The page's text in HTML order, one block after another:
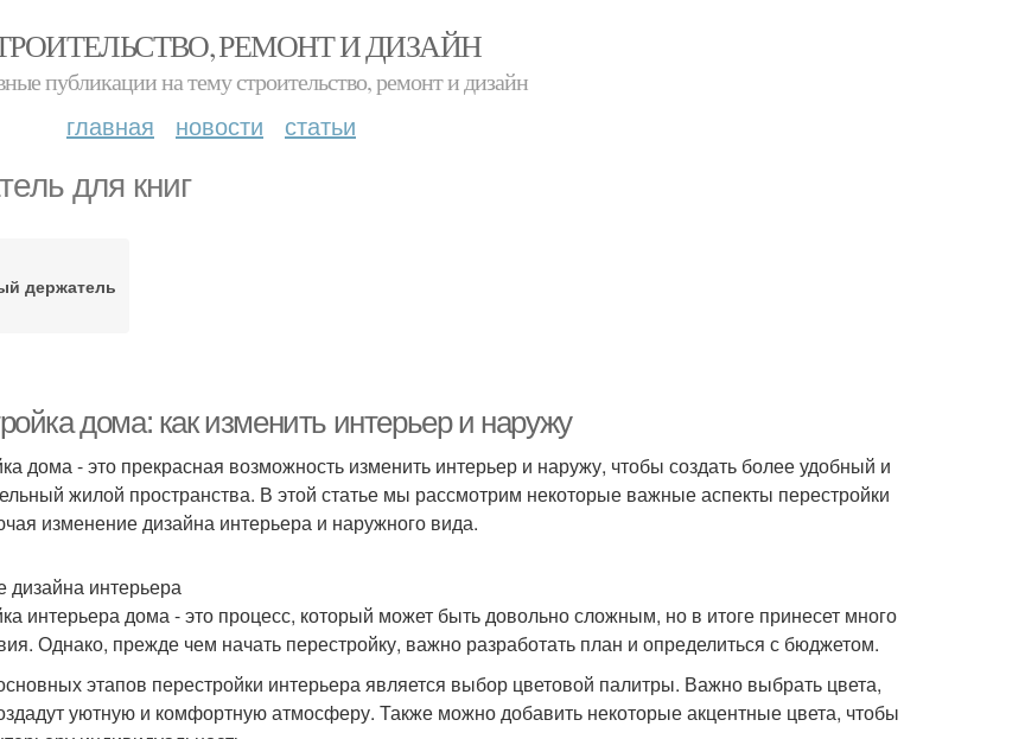
РЕМОНТ И ДИЗАЙН
публикации на тему строительство, ремонт и дизайн
главная новости статьи
для книг
держатель
дома: как изменить интерьер и наружу
дома - это прекрасная возможность изменить интерьер и наружу, чтобы создать более удобный и
жилой пространства. В этой статье мы рассмотрим некоторые важные аспекты перестройки
изменение дизайна интерьера и наружного вида.
дизайна интерьера
интерьера дома - это процесс, который может быть довольно сложным, но в итоге принесет много
Однако, прежде чем начать перестройку, важно разработать план и определиться с бюджетом.
этапов перестройки интерьера является выбор цветовой палитры. Важно выбрать цвета,
уютную и комфортную атмосферу. Также можно добавить некоторые акцентные цвета, чтобы